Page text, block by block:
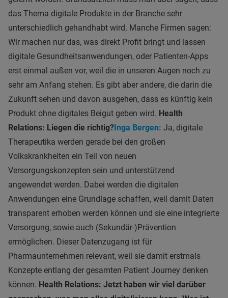
das Thema digitale Produkte in der Branche sehr
unterschiedlich gehandhabt wird. Manche Firmen sagen:
Wir machen nur das, was direkt Profit bringt und lassen
digitale Gesundheitsanwendungen, oder Patienten-Apps
erst einmal außen vor, weil die in unseren Augen noch zu
sehr am Anfang stehen. Es gibt aber andere, die darin die
Zukunft sehen und davon ausgehen, dass es künftig kein
Produkt ohne digitales Beigut geben wird. Health
Relations: Liegen die richtig?Inga Bergen: Ja, digitale
Therapeutika werden gerade bei den großen
Volkskrankheiten ein Teil von neuen
Versorgungskonzepten sein und unterstützend
angewendet werden. Dabei werden die digitalen
Anwendungen eine Grundlage schaffen, weil damit Daten
transparent erhoben werden können und sie eine integrierte
Versorgung, sowie auch (Sekundär-)Prävention
ermöglichen. Dieser Datenzugang ist für
Pharmaunternehmen relevant, weil sie damit erstmals
Konzepte entlang der gesamten Patient Journey denken
können. Health Relations: Jetzt haben wir viel darüber